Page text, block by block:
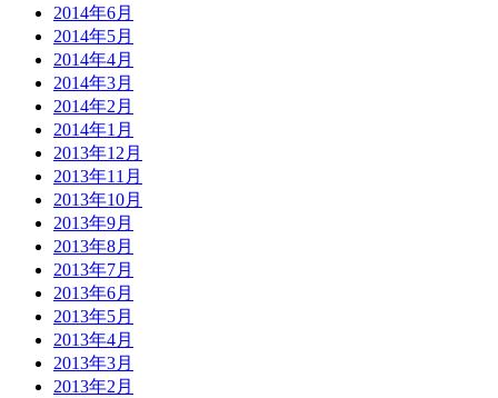
2014年6月
2014年5月
2014年4月
2014年3月
2014年2月
2014年1月
2013年12月
2013年11月
2013年10月
2013年9月
2013年8月
2013年7月
2013年6月
2013年5月
2013年4月
2013年3月
2013年2月